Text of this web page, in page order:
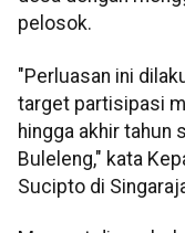
pelosok.
"Perluasan ini
target partisipasi
hingga akhir tahun
Buleleng," kata
Sucipto di